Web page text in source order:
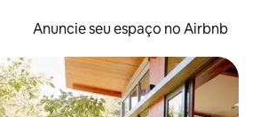
Anuncie seu espaço no Airbnb